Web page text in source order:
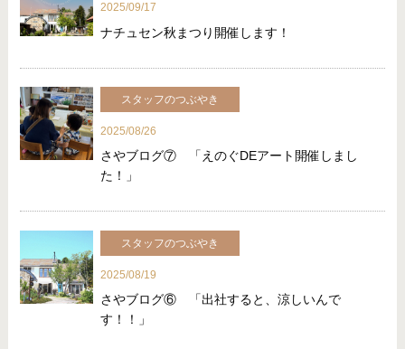
2025/09/17
ナチュセン秋まつり開催します！
スタッフのつぶやき
2025/08/26
さやブログ⑦ 「えのぐDEアート開催しまし
た！」
スタッフのつぶやき
2025/08/19
さやブログ⑥ 「出社すると、涼しいんで
す！！」